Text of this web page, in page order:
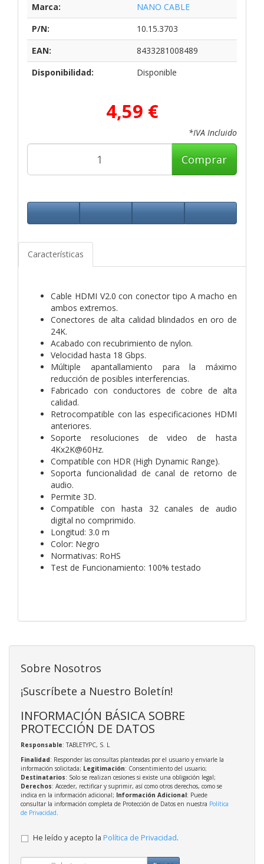
Marca:
NANO CABLE
P/N:
10.15.3703
EAN:
8433281008489
Disponibilidad:
Disponible
4,59 €
*IVA Incluido
Comprar
Características
Cable HDMI V2.0 con conector tipo A macho en
ambos extremos.
Conectores de alta calidad blindados en oro de
24K.
Acabado con recubrimiento de nylon.
Velocidad hasta 18 Gbps.
Múltiple apantallamiento para la máximo
reducción de posibles interferencias.
Fabricado con conductores de cobre de alta
calidad.
Retrocompatible con las especificaciones HDMI
anteriores.
Soporte resoluciones de video de hasta
4Kx2K@60Hz.
Compatible con HDR (High Dynamic Range).
Soporta funcionalidad de canal de retorno de
audio.
Permite 3D.
Compatible con hasta 32 canales de audio
digital no comprimido.
Longitud: 3.0 m
Color: Negro
Normativas: RoHS
Test de Funcionamiento: 100% testado
Sobre Nosotros
¡Suscríbete a Nuestro Boletín!
INFORMACIÓN BÁSICA SOBRE
PROTECCIÓN DE DATOS
Responsable: TABLETYPC, S. L
Finalidad: Responder las consultas planteadas por el usuario y enviarle la
información solicitada; Legitimación: Consentimiento del usuario;
Destinatarios: Solo se realizan cesiones si existe una obligación legal;
Derechos: Acceder, rectificar y suprimir, así como otros derechos, como se
indica en la información adicional; Información Adicional: Puede
consultar la información completa de Protección de Datos en nuestra Política
de Privacidad
He leído y acepto la Política de Privacidad.